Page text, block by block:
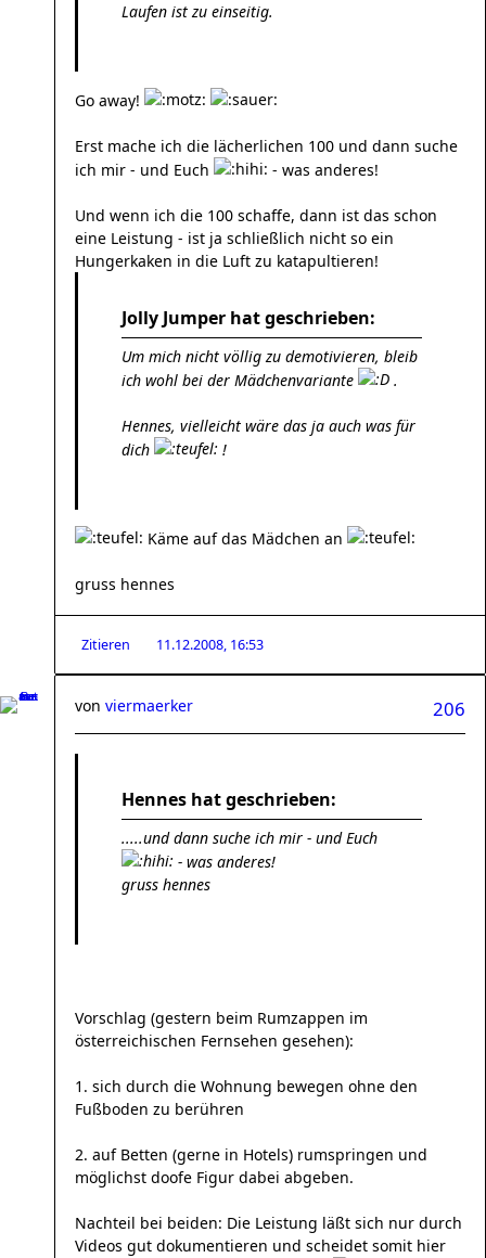
Laufen ist zu einseitig.
Go away!
Erst mache ich die lächerlichen 100 und dann suche
ich mir - und Euch
- was anderes!
Und wenn ich die 100 schaffe, dann ist das schon
eine Leistung - ist ja schließlich nicht so ein
Hungerkaken in die Luft zu katapultieren!
Jolly Jumper hat geschrieben:
Um mich nicht völlig zu demotivieren, bleib
ich wohl bei der Mädchenvariante
.
Hennes, vielleicht wäre das ja auch was für
dich
!
Käme auf das Mädchen an
gruss hennes
Zitieren 11.12.2008, 16:53
206
von viermaerker
Hennes hat geschrieben:
.....und dann suche ich mir - und Euch
- was anderes!
gruss hennes
Vorschlag (gestern beim Rumzappen im
österreichischen Fernsehen gesehen):
1. sich durch die Wohnung bewegen ohne den
Fußboden zu berühren
2. auf Betten (gerne in Hotels) rumspringen und
möglichst doofe Figur dabei abgeben.
Nachteil bei beiden: Die Leistung läßt sich nur durch
Videos gut dokumentieren und scheidet somit hier